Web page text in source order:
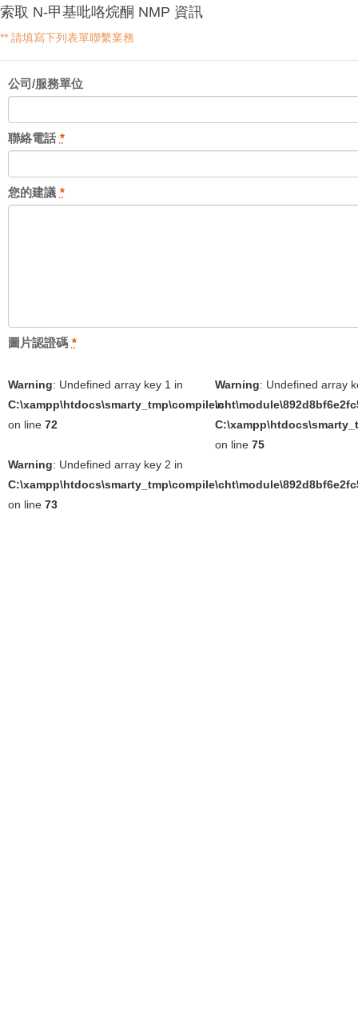
索取 N-甲基吡咯烷酮 NMP 資訊
** 請填寫下列表單聯繫業務
公司/服務單位
聯絡電話 *
您的建議 *
圖片認證碼 *
Warning: Undefined array key 1 in
on line 72
Warning: Undefined array key 2 in
on line 73
Warning: Undefined array
in
on line 75